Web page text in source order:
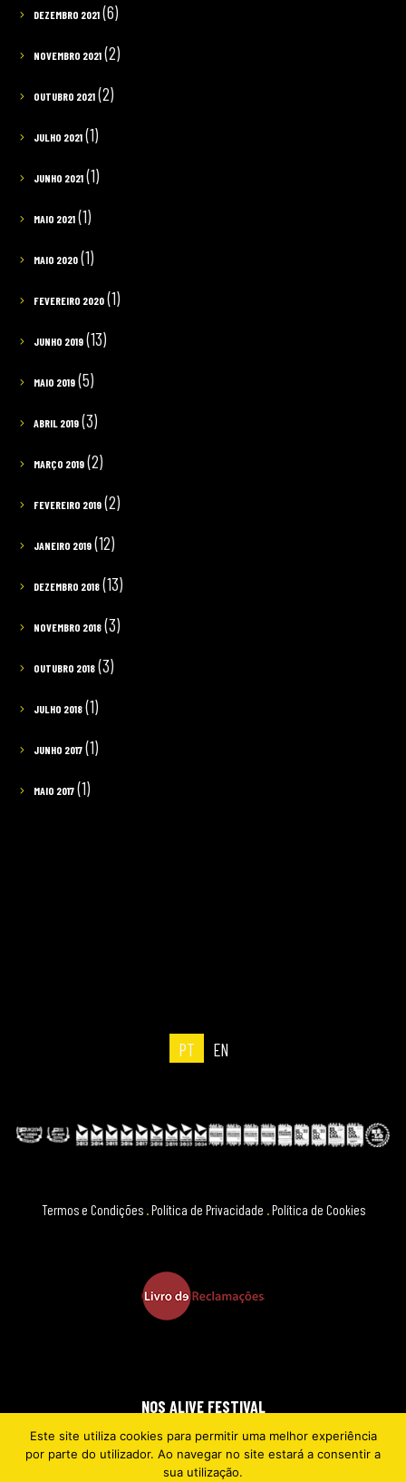
DEZEMBRO 2021(6)
NOVEMBRO 2021(2)
OUTUBRO 2021(2)
JULHO 2021(1)
JUNHO 2021(1)
MAIO 2021(1)
MAIO 2020(1)
FEVEREIRO 2020(1)
JUNHO 2019(13)
MAIO 2019(5)
ABRIL 2019(3)
MARÇO 2019(2)
FEVEREIRO 2019(2)
JANEIRO 2019(12)
DEZEMBRO 2018(13)
NOVEMBRO 2018(3)
OUTUBRO 2018(3)
JULHO 2018(1)
JUNHO 2017(1)
MAIO 2017(1)
PT EN
Termos e Condições .Política de Privacidade .Política de Cookies
NOS ALIVE FESTIVAL
2026 © EVERYTHING IS NEW
Este site utiliza cookies para permitir uma melhor experiência
por parte do utilizador. Ao navegar no site estará a consentir a
sua utilização.